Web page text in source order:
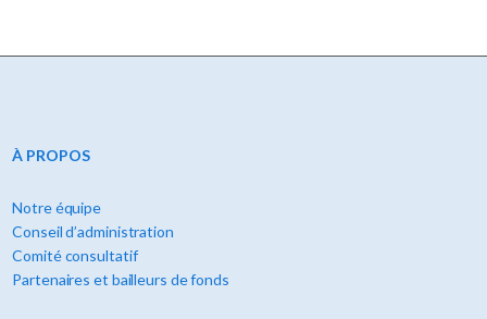
À PROPOS
Notre équipe
Conseil d’administration
Comité consultatif
Partenaires et bailleurs de fonds